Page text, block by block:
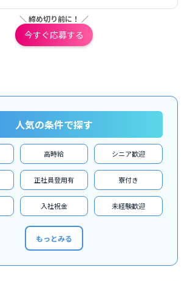
＼ 締め切り前に！ ／
今すぐ応募する
人気の条件で探す
高時給 シニア歓迎
正社員登用有 寮付き
入社祝金 未経験歓迎
もっとみる